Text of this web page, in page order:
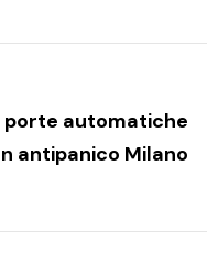
porte automatiche
antipanico Milano